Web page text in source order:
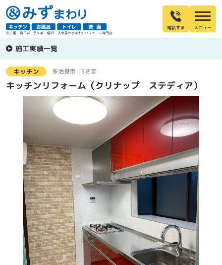
名古屋・春日井・長久手・稲沢・多治見の水まわりリフォーム専門店
電話する
施工実績一覧
キッチン 多治見市 Sさま
キッチンリフォーム（クリナップ ステディア）